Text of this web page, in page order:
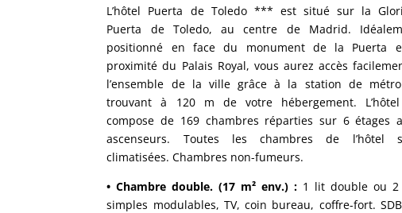
L’hôtel Puerta de Toledo *** est situé sur la
Puerta de Toledo, au centre de Madrid.
positionné en face du monument de la Puerta
proximité du Palais Royal, vous aurez accès
l’ensemble de la ville grâce à la station de
trouvant à 120 m de votre hébergement.
compose de 169 chambres réparties sur 6 étages
ascenseurs. Toutes les chambres de l’hôtel
climatisées. Chambres non-fumeurs.
• Chambre double. (17 m² env.) : 1 lit double ou 2
simples modulables, TV, coin bureau, coffre-fort.